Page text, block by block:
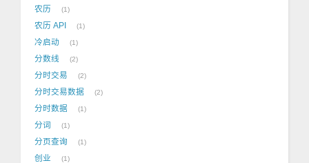
农历 1
农历 API 1
冷启动 1
分数线 2
分时交易 2
分时交易数据 2
分时数据 1
分词 1
分页查询 1
创业 1